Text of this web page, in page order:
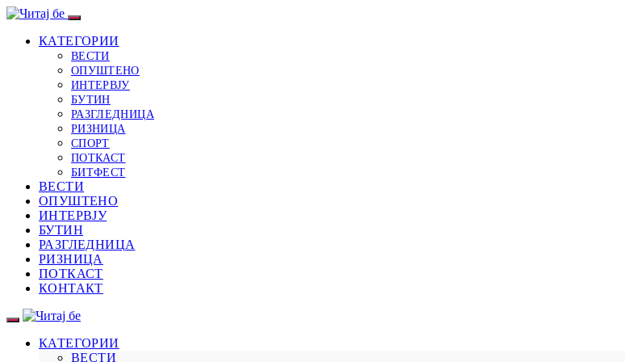
КАТЕГОРИИ
ВЕСТИ
ОПУШТЕНО
ИНТЕРВЈУ
БУТИН
РАЗГЛЕДНИЦА
РИЗНИЦА
СПОРТ
ПОТКАСТ
БИТФЕСТ
ВЕСТИ
ОПУШТЕНО
ИНТЕРВЈУ
БУТИН
РАЗГЛЕДНИЦА
РИЗНИЦА
ПОТКАСТ
КОНТАКТ
КАТЕГОРИИ
ВЕСТИ